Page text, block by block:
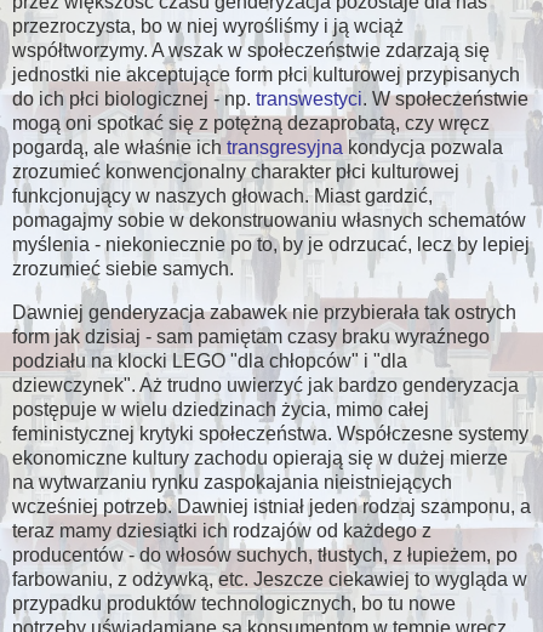
przezroczysta, bo w niej wyrośliśmy i ją wciąż
współtworzymy. A wszak w społeczeństwie zdarzają się
jednostki nie akceptujące form płci kulturowej przypisanych
do ich płci biologicznej - np. transwestyci. W społeczeństwie
mogą oni spotkać się z potężną dezaprobatą, czy wręcz
pogardą, ale właśnie ich transgresyjna kondycja pozwala
zrozumieć konwencjonalny charakter płci kulturowej
funkcjonujący w naszych głowach. Miast gardzić,
pomagajmy sobie w dekonstruowaniu własnych schematów
myślenia - niekoniecznie po to, by je odrzucać, lecz by lepiej
zrozumieć siebie samych.
Dawniej genderyzacja zabawek nie przybierała tak ostrych
form jak dzisiaj - sam pamiętam czasy braku wyraźnego
podziału na klocki LEGO "dla chłopców" i "dla
dziewczynek". Aż trudno uwierzyć jak bardzo genderyzacja
postępuje w wielu dziedzinach życia, mimo całej
feministycznej krytyki społeczeństwa. Współczesne systemy
ekonomiczne kultury zachodu opierają się w dużej mierze
na wytwarzaniu rynku zaspokajania nieistniejących
wcześniej potrzeb. Dawniej istniał jeden rodzaj szamponu, a
teraz mamy dziesiątki ich rodzajów od każdego z
producentów - do włosów suchych, tłustych, z łupieżem, po
farbowaniu, z odżywką, etc. Jeszcze ciekawiej to wygląda w
przypadku produktów technologicznych, bo tu nowe
potrzeby uświadamiane są konsumentom w tempie wręcz